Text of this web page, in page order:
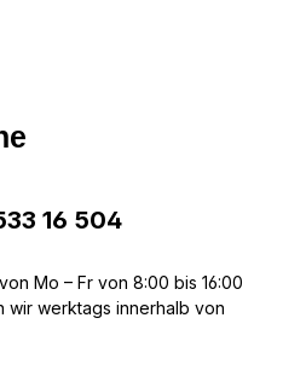
16 504
Mo – Fr von 8:00 bis 16:00
wir werktags innerhalb von